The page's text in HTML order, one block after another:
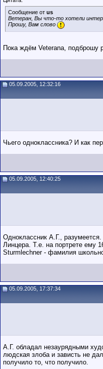
Сообщение от us
Ветеран, Вы что-то хотели
Прошу, Вам слово
Пока ждём Veterana, подброшу
05.09.2005, 12:32:16
Чьего одноклассника? И как
05.09.2005, 12:40:25
Одноклассник А.Г.,
Линцера. Т.е. на портрете ему
Sturmlechner - фамилия
05.09.2005, 17:37:34
А.Г. обладал незаурядными
людская злоба и зависть не
получило то, что получило.